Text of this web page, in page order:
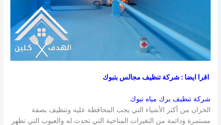
اقرا ايضا : شركة تنظيف مجالس بتبوك
شركة تنظيف برك مياه تبوك
الخزان من أكثر الأشياء التي يجب المحافظة عليه وتنظيف بصفة
مستمرة ودائمة من التغيرات المناخية التي تحدث له والعيوب التي تظهر